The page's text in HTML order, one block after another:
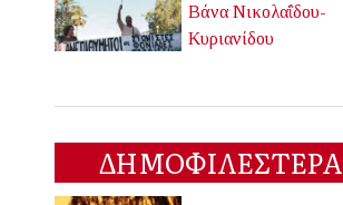
Βάνα Νικολαΐδου-
Κυριανίδου
ΔΗΜΟΦΙΛΕΣΤΕΡΑ